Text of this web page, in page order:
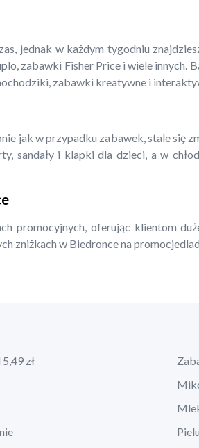
jednak w każdym tygodniu
zabawki Fisher Price i wiele
zabawki kreatywne i
jak w przypadku zabawek, stale się
sandały i klapki dla dzieci, a w
promocyjnych, oferując klientom
zniżkach w Biedronce na
zł